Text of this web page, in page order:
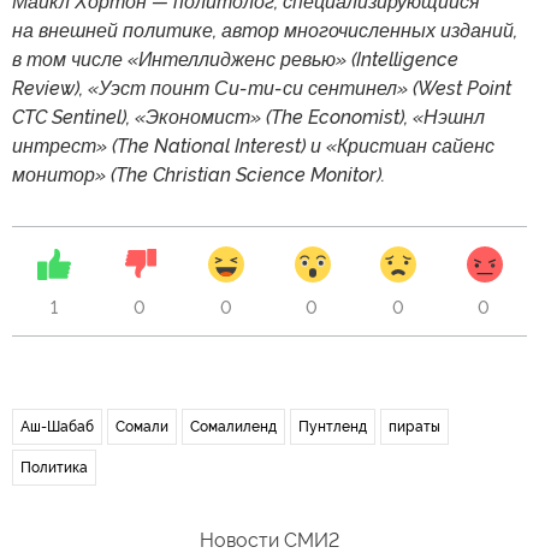
на внешней политике, автор многочисленных изданий,
в том числе «Интеллидженс ревью» (Intelligence
Review), «Уэст поинт Си-ти-си сентинел» (West Point
CTC Sentinel), «Экономист» (The Economist), «Нэшнл
интрест» (The National Interest) и «Кристиан сайенс
монитор» (The Christian Science Monitor).
1 0 0 0 0 0
Аш-Шабаб Сомали Сомалиленд Пунтленд пираты
Политика
Новости СМИ2